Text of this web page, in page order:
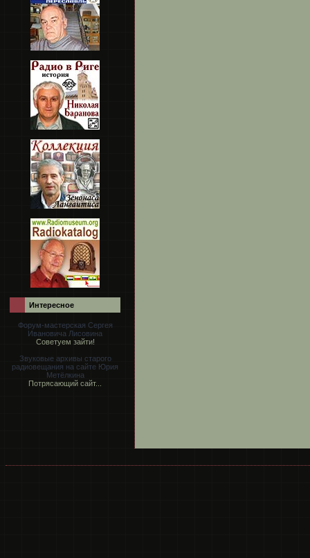
Интересное
Форум-мастерская Сергея
Ивановича Лисовина
Советуем зайти!
Звуковые архивы старого
радиовещания на сайте Юрия
Метёлкина
Потрясающий сайт...